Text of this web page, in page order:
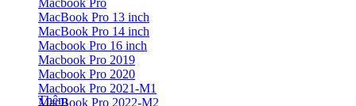
Macbook Pro
MacBook Pro 13 inch
MacBook Pro 14 inch
Macbook Pro 16 inch
Macbook Pro 2019
Macbook Pro 2020
Macbook Pro 2021-M1
MacBook Pro 2022-M2
Thêm